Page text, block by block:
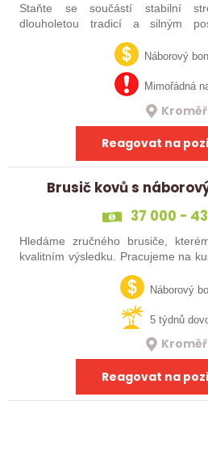
Staňte se součástí stabilní
dlouholetou tradicí a silným
aktuálně obsazujeme více typů…
Náborový
Mimořádná
Reagovat na
Brusič kovů s
37 000 -
Hledáme zručného brusiče,
kvalitním výsledku. Pracujeme na
výrobek originál. Pokud už máš
plocho nebo kulato – nebo…Náborový
5 týdnů
Reagovat na